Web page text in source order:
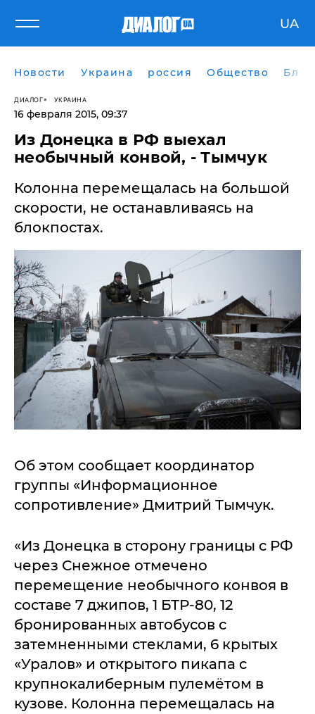
UA
Новости Украина россия Общество
ДИАЛОГ УКРАИНА
16 февраля 2015, 09:37
​Из Донецка в РФ выехал
необычный конвой, - Тымчук
Колонна перемещалась на большой
скорости, не останавливаясь на
блокпостах.
Об этом сообщает координатор
группы «Информационное
сопротивление» Дмитрий Тымчук.
«Из Донецка в сторону границы с РФ
через Снежное отмечено
перемещение необычного конвоя в
составе 7 джипов, 1 БТР-80, 12
бронированных автобусов с
затемненными стеклами, 6 крытых
«Уралов» и открытого пикапа с
крупнокалиберным пулемётом в
кузове. Колонна перемещалась на